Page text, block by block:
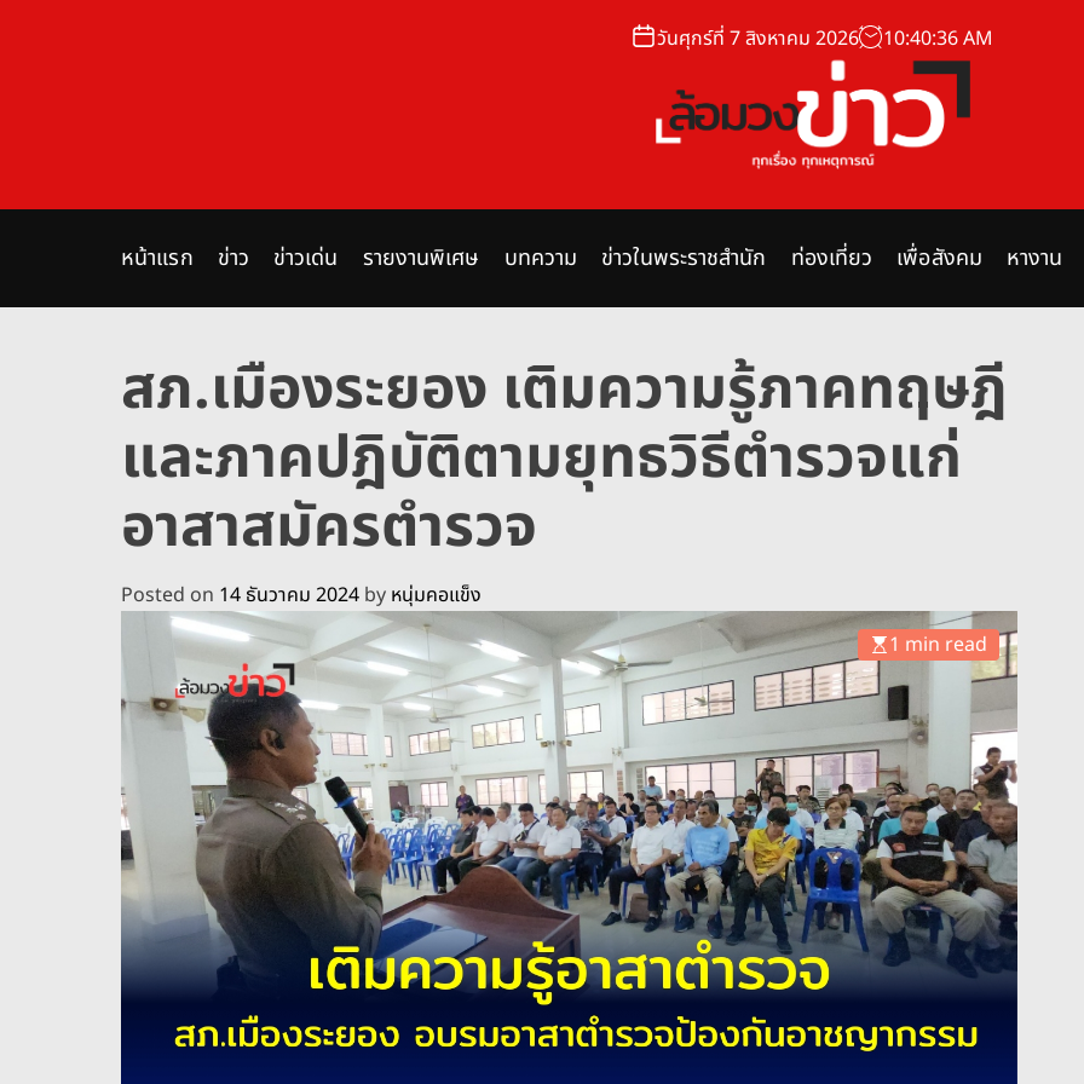
e
วันศุกร์ที่ 7 สิงหาคม 2026 10:40:37AM
อ
ม
ง
า
ว
หน้าแรก ข่าว ข่าวเด่น รายงานพิเศษ บทความ ข่าวในพระราชสำนัก ท่องเที่ยว เพื่อสังคม หางาน
สภ.เมืองระยอง เติมความรู้ภาคทฤษฎี
และภาคปฎิบัติตามยุทธวิธีตำรวจแก่
อาสาสมัครตำรวจ
Posted on 14 ธันวาคม 2024 by หนุ่มคอแข็ง
1 min read